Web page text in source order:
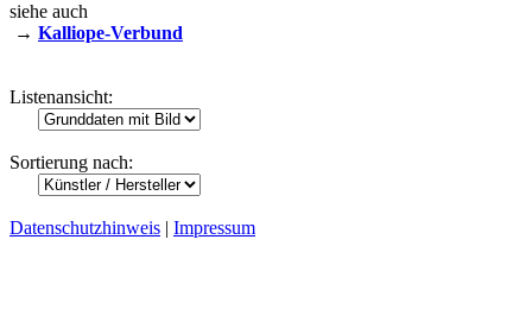
siehe auch
→ Kalliope-Verbund
Listenansicht:
Sortierung nach:
Datenschutzhinweis | Impressum